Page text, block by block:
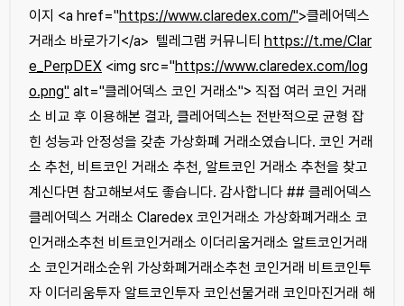
이지 <a href="https://www.claredex.com/">클레어덱스
거래소 바로가기</a> 텔레그램 커뮤니티 https://t.me/Clar
e_PerpDEX <img src="https://www.claredex.com/log
o.png" alt="클레어덱스 코인 거래소"> 직접 여러 코인 거래
소 비교 후 이용해본 결과, 클레어덱스는 전반적으로 균형 잡
힌 성능과 안정성을 갖춘 가상화폐 거래소였습니다. 코인 거래
소 추천, 비트코인 거래소 추천, 알트코인 거래소 추천을 찾고
계신다면 참고해보셔도 좋습니다. 감사합니다 ## 클레어덱스
클레어덱스 거래소 Claredex 코인거래소 가상화폐거래소 코
인거래소추천 비트코인거래소 이더리움거래소 알트코인거래
소 코인거래소순위 가상화폐거래소추천 코인거래 비트코인투
자 이더리움투자 알트코인투자 코인선물거래 코인마진거래 해